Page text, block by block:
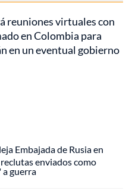
reuniones virtuales con
en Colombia para
en un eventual gobierno
Embajada de Rusia en
enviados como
a guerra